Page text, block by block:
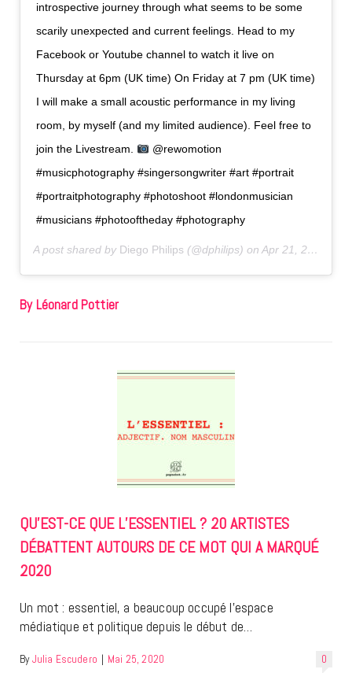
introspective journey through what seems to be some
scarily unexpected and current feelings. Head to my
Facebook or Youtube channel to watch it live on
Thursday at 6pm (UK time) On Friday at 7 pm (UK time)
I will make a small acoustic performance in my living
room, by myself (and my limited audience). Feel free to
join the Livestream.
@rewomotion
#musicphotography #singersongwriter #art #portrait
#portraitphotography #photoshoot #londonmusician
#musicians #photooftheday #photography
A post shared by Diego Philips (@dphilips) on Apr 21, 2020 at 7:09am PDT
By Léonard Pottier
QU’EST-CE QUE L’ESSENTIEL ? 20 ARTISTES
DÉBATTENT AUTOURS DE CE MOT QUI A MARQUÉ
2020
Un mot : essentiel, a beaucoup occupé l’espace
médiatique et politique depuis le début de…
0
By Julia Escudero | Mai 25, 2020